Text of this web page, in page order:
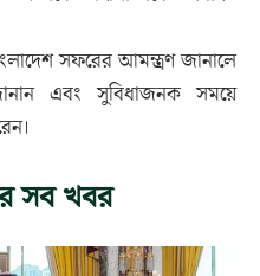
সফরের আমন্ত্রণ জানালে
জানান এবং সুবিধাজনক সময়ে
সব খবর